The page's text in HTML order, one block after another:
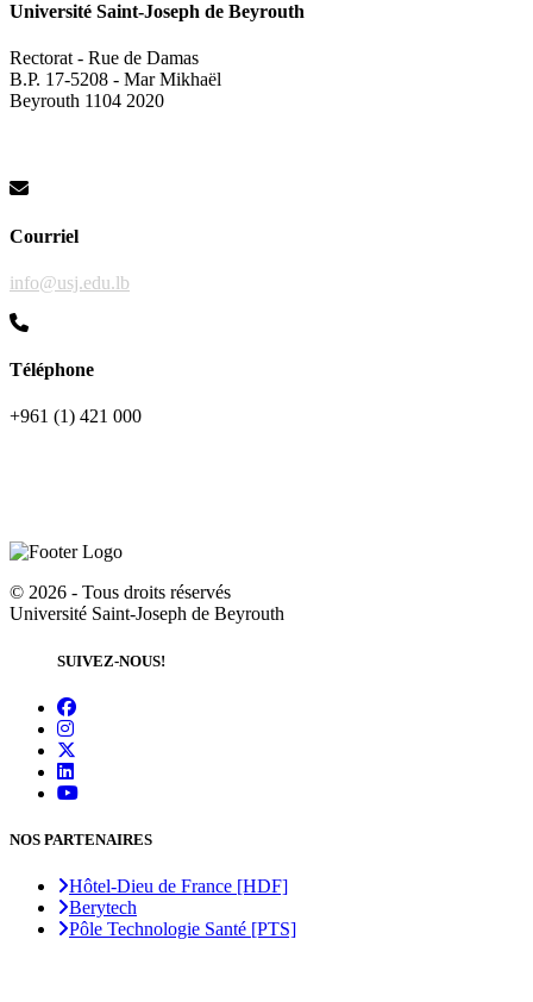
Université Saint-Joseph de Beyrouth
Rectorat - Rue de Damas
B.P. 17-5208 - Mar Mikhaël
Beyrouth 1104 2020
Courriel
info@usj.edu.lb
Téléphone
+961 (1) 421 000
© 2026 - Tous droits réservés
Université Saint-Joseph de Beyrouth
SUIVEZ-NOUS!
NOS PARTENAIRES
Hôtel-Dieu de France [HDF]
Berytech
Pôle Technologie Santé [PTS]